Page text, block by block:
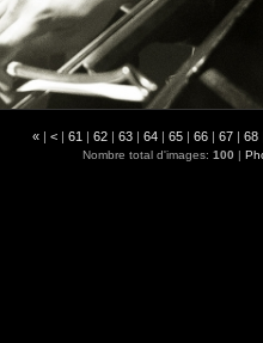
« | < | 61 | 62 | 63 | 64 | 65 | 66 | 67 | 68
Nombre total d'images: 100 |